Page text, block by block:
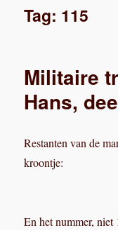
Tag: 115
Militaire
Hans,
Restanten van de
kroontje:
En het nummer,